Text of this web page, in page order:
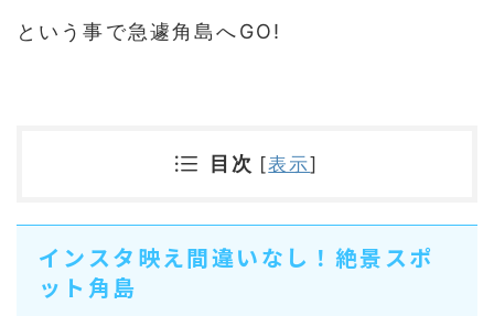
という事で急遽角島へGO!
目次 [表示]
インスタ映え間違いなし！絶景スポ
ット角島